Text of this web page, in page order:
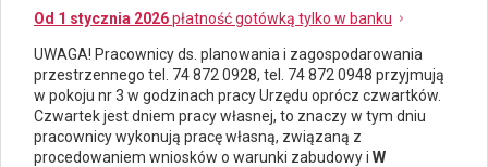
Od 1 stycznia 2026płatność gotówką tylko w banku
UWAGA! Pracownicy ds. planowania i zagospodarowania
przestrzennego tel. 74 872 0928, tel. 74 872 0948 przyjmują
w pokoju nr 3 w godzinach pracy Urzędu oprócz czwartków.
Czwartek jest dniem pracy własnej, to znaczy w tym dniu
pracownicy wykonują pracę własną, związaną z
procedowaniem wniosków o warunki zabudowy i W